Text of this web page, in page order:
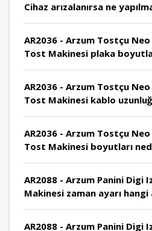
Cihaz arızalanırsa ne
AR2036 - Arzum Tostçu
Tost Makinesi plaka
AR2036 - Arzum Tostçu
Tost Makinesi kablo
AR2036 - Arzum Tostçu
Tost Makinesi boyutları
AR2088 - Arzum Panini Digi
Makinesi zaman ayarı hangi
AR2088 - Arzum Panini Digi